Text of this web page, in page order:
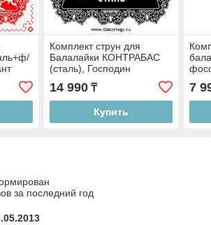
Комплект струн для
Балалайки КОНТРАБАС
(сталь), Господин
Музыкант BK8
14 990₸
Купить
7
за последний год